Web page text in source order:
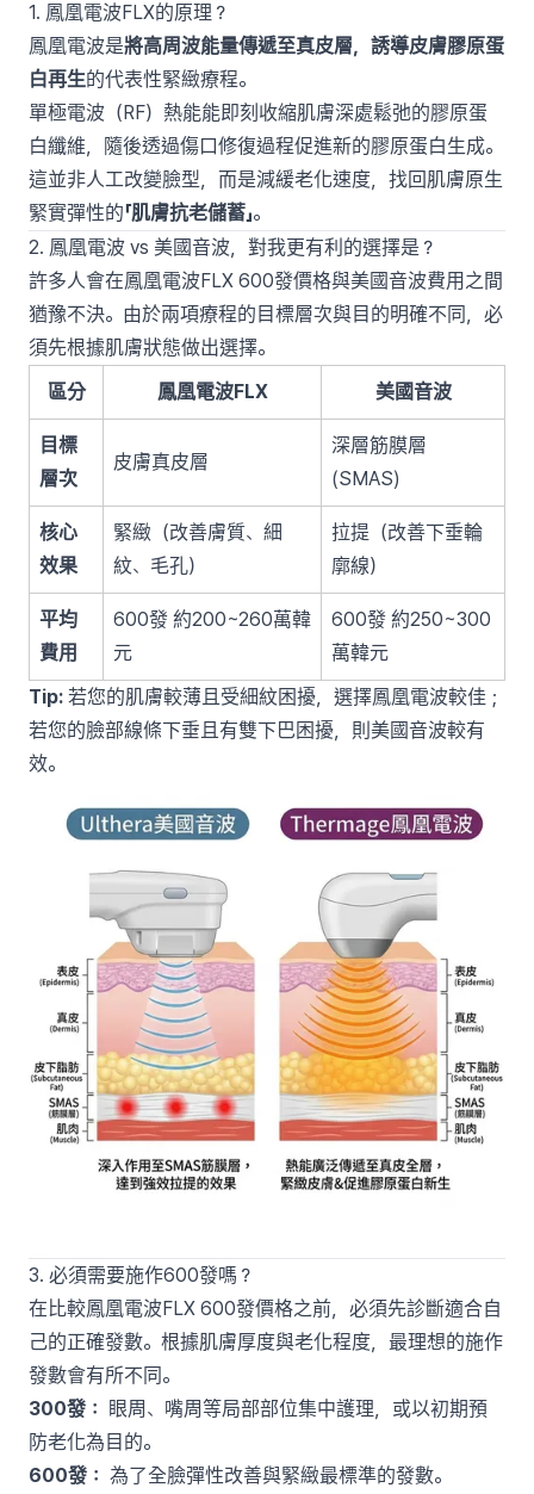
1. 鳳凰電波FLX的原理？
鳳凰電波是將高周波能量傳遞至真皮層，誘導皮膚膠原蛋
白再生的代表性緊緻療程。
單極電波（RF）熱能能即刻收縮肌膚深處鬆弛的膠原蛋
白纖維，隨後透過傷口修復過程促進新的膠原蛋白生成。
這並非人工改變臉型，而是減緩老化速度，找回肌膚原生
緊實彈性的「肌膚抗老儲蓄」。
2. 鳳凰電波 vs 美國音波，對我更有利的選擇是？
許多人會在鳳凰電波FLX 600發價格與美國音波費用之間
猶豫不決。由於兩項療程的目標層次與目的明確不同，必
須先根據肌膚狀態做出選擇。
區分
鳳凰電波FLX 美國音波
目標
層次
皮膚真皮層
深層筋膜層
(SMAS)
核心
效果
緊緻（改善膚質、細
紋、毛孔）
拉提（改善下垂輪
廓線）
平均
費用
600發 約200~260萬韓
元
600發 約250~300
萬韓元
Tip: 若您的肌膚較薄且受細紋困擾，選擇鳳凰電波較佳；
若您的臉部線條下垂且有雙下巴困擾，則美國音波較有
效。
3. 必須需要施作600發嗎？
在比較鳳凰電波FLX 600發價格之前，必須先診斷適合自
己的正確發數。根據肌膚厚度與老化程度，最理想的施作
發數會有所不同。
300發：
眼周、嘴周等局部部位集中護理，或以初期預
防老化為目的。
600發： 為了全臉彈性改善與緊緻最標準的發數。